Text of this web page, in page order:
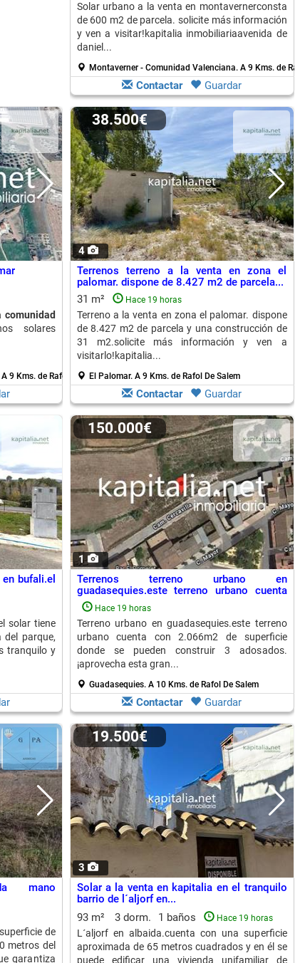
Solar urbano a la venta en montavernerconsta
de 600 m2 de parcela. solicite más información
y ven a visitar!kapitalia inmobiliariaavenida de
daniel...
Montaverner - Comunidad Valenciana. A 9 Kms. de
Contactar Guardar
comunidad
solares
A 9 Kms. de Rafol De Salem
4
38.500€
Terrenos terreno a la venta en zona el
palomar. dispone de 8.427 m2 de parcela...
31 m²
Hace 19 horas
Terreno a la venta en zona el palomar. dispone
de 8.427 m2 de parcela y una construcción de
31 m2.solicite más información y ven a
visitarlo!kapitalia...
El Palomar. A 9 Kms. de Rafol De Salem
Contactar Guardar
bufali.el
solar tiene
del parque,
tranquilo y
1
150.000€
Terrenos terreno urbano en
guadasequies.este terreno urbano cuenta
con 2.066m2...
Hace 19 horas
Terreno urbano en guadasequies.este terreno
urbano cuenta con 2.066m2 de superficie
donde se pueden construir 3 adosados.
¡aprovecha esta gran...
Guadasequies. A 10 Kms. de Rafol De Salem
Contactar Guardar
mano
de
metros del
garantiza
3
19.500€
Solar a la venta en kapitalia en el tranquilo
barrio de l´aljorf en...
93 m²
3 dorm. 1 baños Hace 19 horas
L´aljorf en albaida.cuenta con una superficie
aproximada de 65 metros cuadrados y en él se
puede edificar una vivienda unifamiliar de